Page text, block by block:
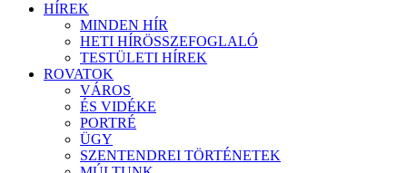
HÍREK
MINDEN HÍR
HETI HÍRÖSSZEFOGLALÓ
TESTÜLETI HÍREK
ROVATOK
VÁROS
ÉS VIDÉKE
PORTRÉ
ÜGY
SZENTENDREI TÖRTÉNETEK